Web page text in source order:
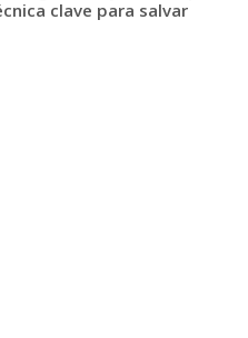
clave para salvar